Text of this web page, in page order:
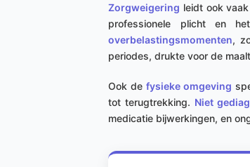
Zorgweigering leidt ook
professionele plicht en
overbelastingsmomenten,
periodes, drukte voor de
Ook defysieke omgeving
tot terugtrekking. Niet
medicatie bijwerkingen, en